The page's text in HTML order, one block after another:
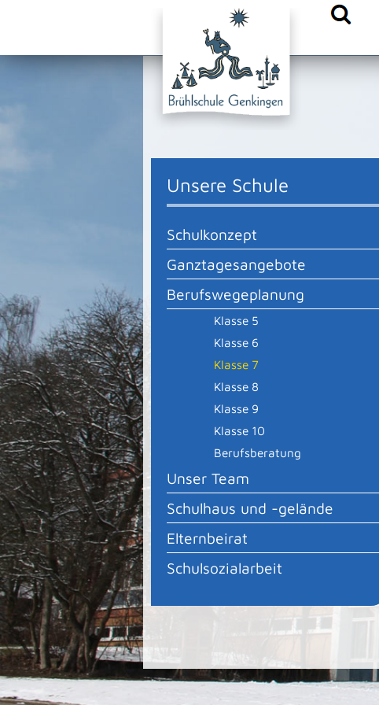
{comm.append("head.stylesheet.urls", "/site/Sonnenbuehl-
Unsere Schule
Schulkonzept
Ganztagesangebote
Berufswegeplanung
Klasse 5
Klasse 6
Klasse 7
Klasse 8
Klasse 9
Klasse 10
Berufsberatung
Unser Team
Schulhaus und -gelände
Elternbeirat
Schulsozialarbeit